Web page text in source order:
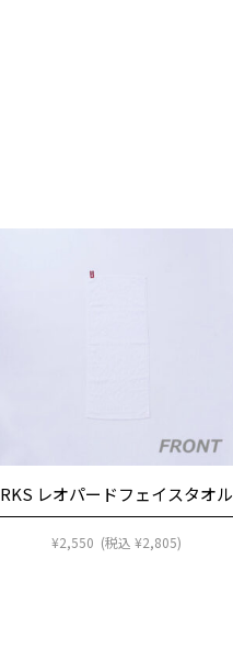
RKS レオパードフェイスタオル
¥2,550 (税込¥2,805)